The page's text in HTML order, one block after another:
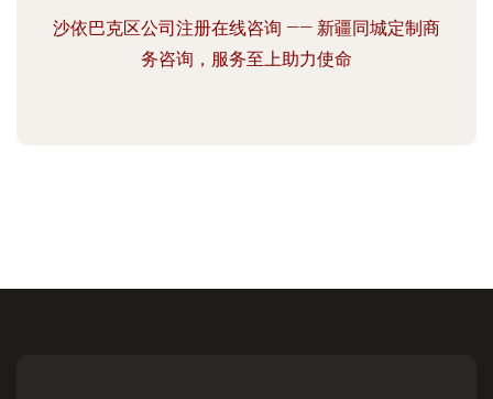
沙依巴克区公司注册在线咨询 —— 新疆同城定制商
务咨询，服务至上助力使命